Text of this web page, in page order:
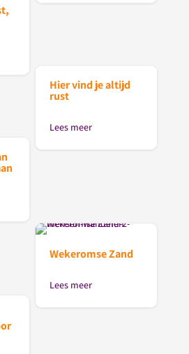
Hier vind je altijd
rust
Lees meer
Wekeromse Zand
Lees meer